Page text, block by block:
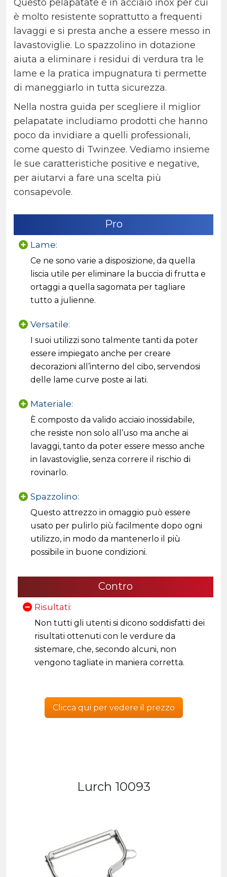
Questo pelapatate è in acciaio inox per cui
è molto resistente soprattutto a frequenti
lavaggi e si presta anche a essere messo in
lavastoviglie. Lo spazzolino in dotazione
aiuta a eliminare i residui di verdura tra le
lame e la pratica impugnatura ti permette
di maneggiarlo in tutta sicurezza.
Nella nostra guida per scegliere il miglior
pelapatate includiamo prodotti che hanno
poco da invidiare a quelli professionali,
come questo di Twinzee. Vediamo insieme
le sue caratteristiche positive e negative,
per aiutarvi a fare una scelta più
consapevole.
Pro
Lame:
Ce ne sono varie a disposizione, da quella
liscia utile per eliminare la buccia di frutta e
ortaggi a quella sagomata per tagliare
tutto a julienne.
Versatile:
I suoi utilizzi sono talmente tanti da poter
essere impiegato anche per creare
decorazioni all’interno del cibo, servendosi
delle lame curve poste ai lati.
Materiale:
È composto da valido acciaio inossidabile,
che resiste non solo all’uso ma anche ai
lavaggi, tanto da poter essere messo anche
in lavastoviglie, senza correre il rischio di
rovinarlo.
Spazzolino:
Questo attrezzo in omaggio può essere
usato per pulirlo più facilmente dopo ogni
utilizzo, in modo da mantenerlo il più
possibile in buone condizioni.
Contro
Risultati:
Non tutti gli utenti si dicono soddisfatti dei
risultati ottenuti con le verdure da
sistemare, che, secondo alcuni, non
vengono tagliate in maniera corretta.
Clicca qui per vedere il prezzo
Lurch 10093